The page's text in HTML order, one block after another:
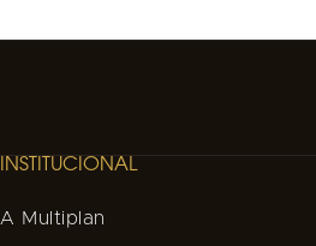
INSTITUCIONAL
A Multiplan